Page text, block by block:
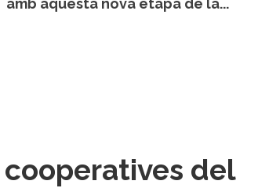
aquesta nova etapa de la...
del